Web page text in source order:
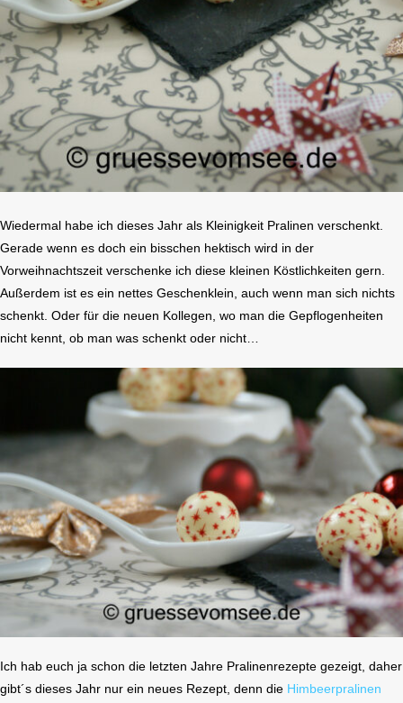
Wiedermal habe ich dieses Jahr als Kleinigkeit Pralinen verschenkt.
Gerade wenn es doch ein bisschen hektisch wird in der
Vorweihnachtszeit verschenke ich diese kleinen Köstlichkeiten gern.
Außerdem ist es ein nettes Geschenklein, auch wenn man sich nichts
schenkt. Oder für die neuen Kollegen, wo man die Gepflogenheiten
nicht kennt, ob man was schenkt oder nicht…
Ich hab euch ja schon die letzten Jahre Pralinenrezepte gezeigt, daher
gibt´s dieses Jahr nur ein neues Rezept, denn die Himbeerpralinen